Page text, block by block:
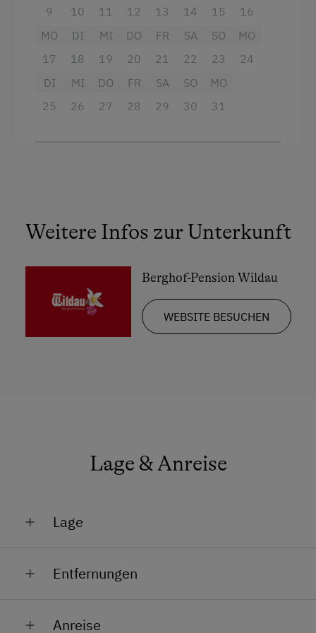
Musikerhöfe
Haarföhn
Handtücher
Safe
Hochgeschwindigkeits-Internetanschluss
Haupthaus
9
10
11
12
13
14
15
16
MO
17
DI
18
MI
19
DO
20
FR
21
SA
22
SO
23
MO
24
DI
25
MI
26
DO
27
FR
28
SA
29
SO
30
MO
31
Weitere Infos zur Unterkunft
Berghof-Pension Wildau
WEBSITE BESUCHEN
Lage & Anreise
Lage
Am Berg
Entfernungen
Anreise